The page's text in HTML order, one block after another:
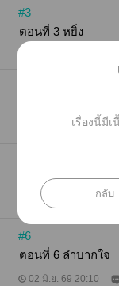
#3
ตอนที่ 3 หยิ่ง
ตอนที่ 5 ข้ออ้าง
02 มิ.ย. 69 20:09
#6
ตอนที่ 6 ลำบากใจ
02 มิ.ย. 69 20:10
เรื่องนี้มี
กลับ